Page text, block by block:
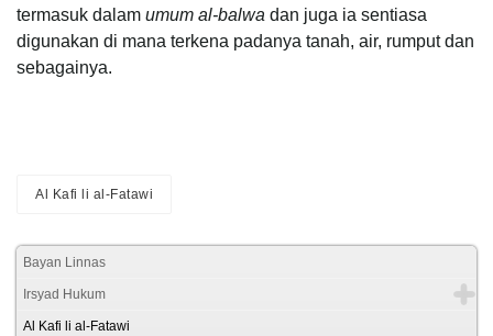
termasuk dalam umum al-balwa dan juga ia sentiasa
digunakan di mana terkena padanya tanah, air, rumput dan
sebagainya.
Al Kafi li al-Fatawi
Bayan Linnas
Irsyad Hukum
Al Kafi li al-Fatawi